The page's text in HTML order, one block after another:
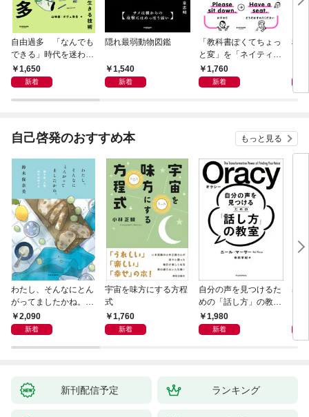
自由過多 「なんでも
できる」時代を迷わず
生きる技術
1,650
新着
隠れ最弱動物図鑑
1,540
新着
「教科書ぽくてちょっ
と変」を「ネイティヴ
みたいでなんかいい」
に変える教科書英語ア
1,760
新着
科
自己啓発のおすすめ本 もっと見る
わたし、そんなにとん
がってましたかね。
獅子座、Ａ型、丙午は
めぐる
2,090
新着
宇宙を味方にする方程
式
1,760
新着
自分の声を見つけるた
めの「話し方」の教
室 Ｏｒａｃｙ（オラ
シー）
1,980
新着
基
新刊配信予定 ランキング